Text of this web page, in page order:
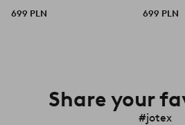
699 PLN
699 PLN
Share your
#jotex